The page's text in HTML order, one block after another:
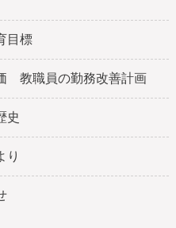
目標
教職員の勤務改善計画
史
り